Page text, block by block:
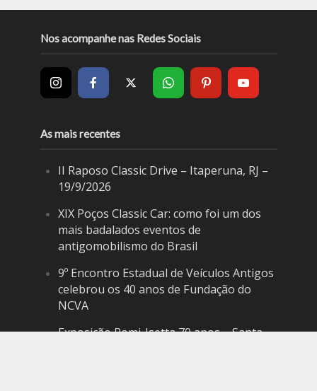
Nos acompanhe nas Redes Sociais
As mais recentes
II Raposo Classic Drive – Itaperuna, RJ –
19/9/2026
XIX Poços Classic Car: como foi um dos
mais badalados eventos de
antigomobilismo do Brasil
9º Encontro Estadual de Veículos Antigos
celebrou os 40 anos de Fundação do
NCVA
Exposição Romi-Isetta 70 anos – Santa